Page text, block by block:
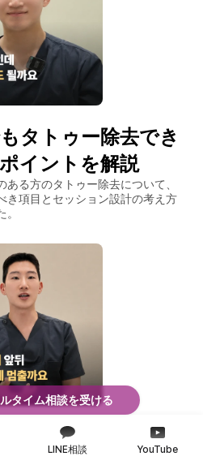
タトゥー除去でき
イントを解説
る方のタトゥー除去について、
き項目とセッション設計の考え方
前後のレチノール
LINE相談 YouTube
タイム相談を受ける